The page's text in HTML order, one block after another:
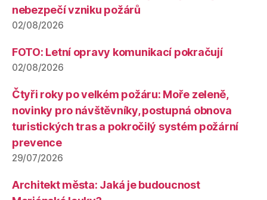
nebezpečí vzniku požárů
02/08/2026
FOTO: Letní opravy komunikací pokračují
02/08/2026
Čtyři roky po velkém požáru: Moře zeleně,
novinky pro návštěvníky, postupná obnova
turistických tras a pokročilý systém požární
prevence
29/07/2026
Architekt města: Jaká je budoucnost